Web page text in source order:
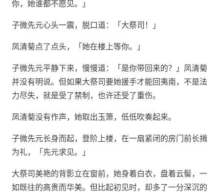
你，她谁都不愿见。」
子微先元心头一震，脱口道：「大祭司！」
凤清菊点了点头，「她在楼上等你。」
子微先元平静下来，慢慢道：「是你带回来的？」凤清菊
并没有明说。但如果大祭司要她援手才能回夷南，不是法
力尽失，就是受了禁制，也许还受了重伤。
凤清菊没有作声，她取出玉箫，低低吹奏起来。
子微先元长身而起，登阶上楼，在一扇紧闭的房门前长揖
为礼，「先元求见。」
大祭司美艳的背影立在窗前，她身着白衣，盘着云髻，一
如既往的高贵而华美。但比起初见时，却多了一分深沉的